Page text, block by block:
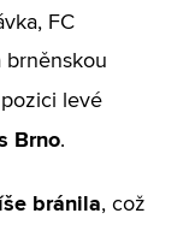
FC
brněnskou
levé
Brno.
bránila, což